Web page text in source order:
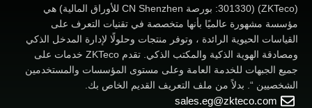
(ZKTeco) (301330: بورصة CN Shenzhen للأوراق المالية) هي
مؤسسة مشهورة عالميًا بأنها متخصصة في تقنيات التعرف على
القياسات الحيوية الرائدة ، وتوفر منتجات وحلولًا لإدارة المدخل الذكي
ومصادقة الهوية الذكية والمكتب الذكي. تقدم ZKTeco خدمات على
جميع الجبهات للخدمة العامة وعلى مستوى المؤسسات والمستخدمين
الشخصيين “. بدلاً من ملف التعريف القديم الخاص بك.
sales.eg@zkteco.com